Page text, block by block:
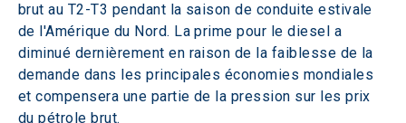
brut au T2-T3 pendant la saison de conduite estivale
de l'Amérique du Nord. La prime pour le diesel a
diminué dernièrement en raison de la faiblesse de la
demande dans les principales économies mondiales
et compensera une partie de la pression sur les prix
du pétrole brut.